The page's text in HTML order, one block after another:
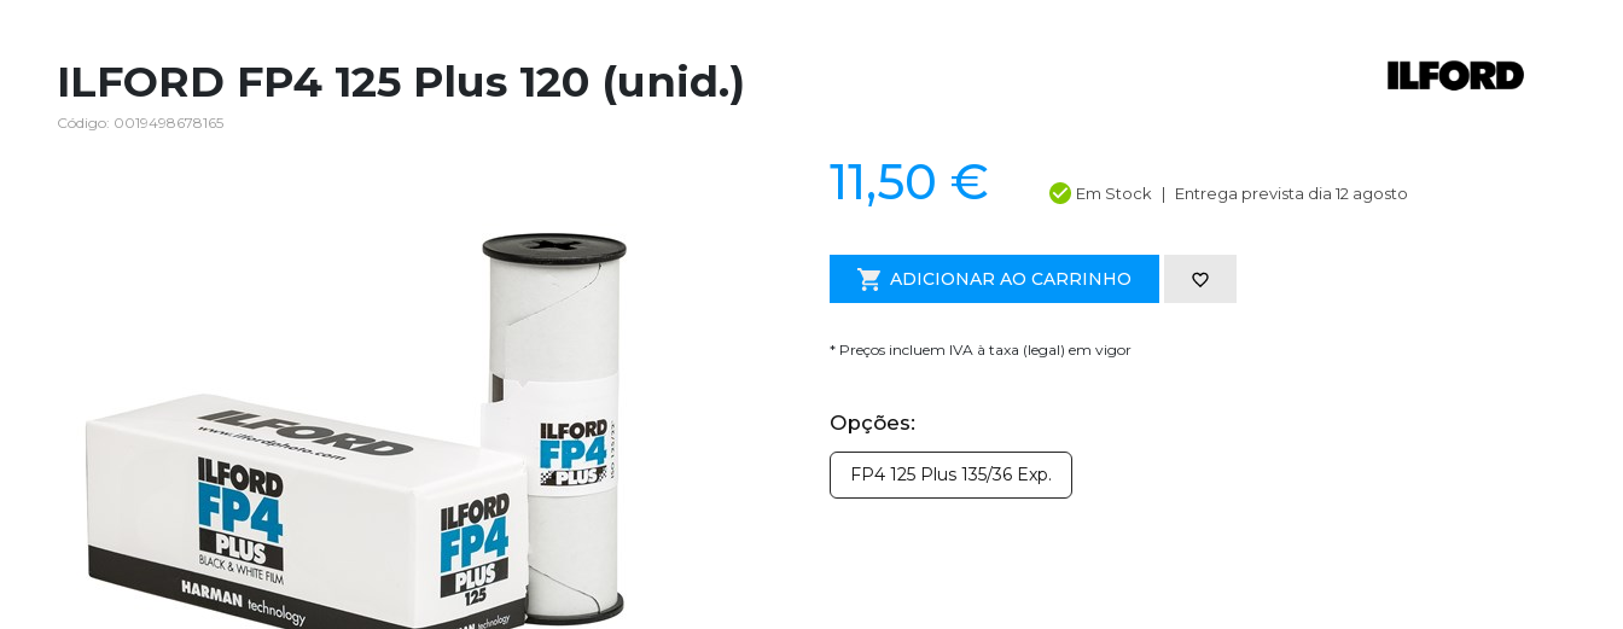
ILFORD FP4 125 Plus 120 (unid.)
Código: 0019498678165
11,50 € Em Stock Entrega prevista dia 12 agosto
ADICIONAR AO CARRINHO
* Preços incluem IVA à taxa (legal) em vigor
Opções:
FP4 125 Plus 135/36 Exp.